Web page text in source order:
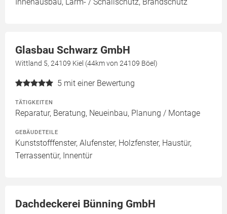
Glasbau Schwarz GmbH
Wittland 5, 24109 Kiel (44km von 24109 Böel)
5 mit einer Bewertung
TÄTIGKEITEN
Reparatur, Beratung, Neueinbau, Planung / Montage
GEBÄUDETEILE
Kunststofffenster, Alufenster, Holzfenster, Haustür,
Terrassentür, Innentür
Dachdeckerei Bünning GmbH